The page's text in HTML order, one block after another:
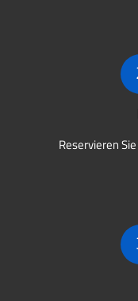
Reservieren